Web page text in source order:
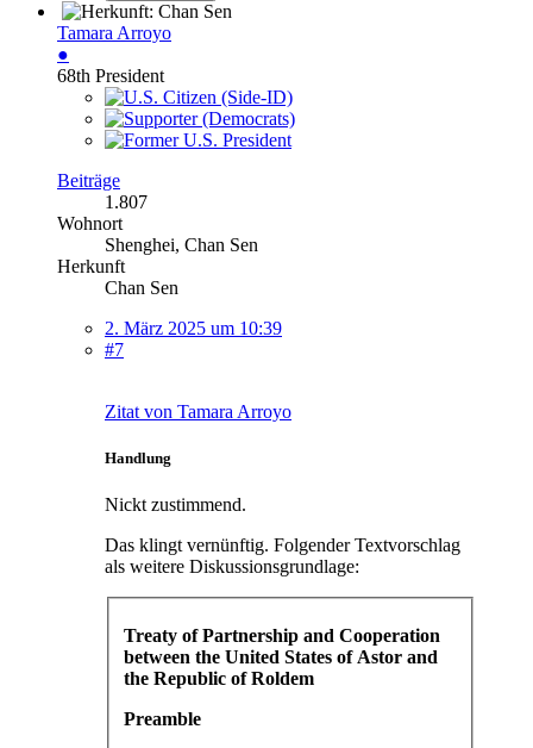
Tamara Arroyo
●
68th President
Beiträge
1.807
Wohnort
Shenghei, Chan Sen
Herkunft
Chan Sen
2. März 2025 um 10:39
#7
Zitat von Tamara Arroyo
Handlung
Nickt zustimmend.
Das klingt vernünftig. Folgender Textvorschlag
als weitere Diskussionsgrundlage:
Treaty of Partnership and Cooperation
between the United States of Astor and
the Republic of Roldem
Preamble